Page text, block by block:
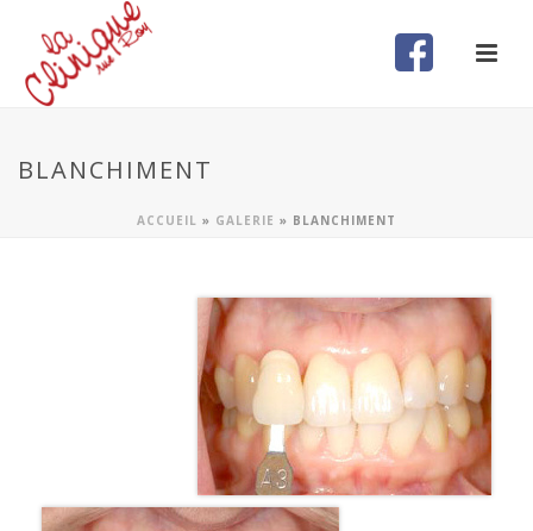
BLANCHIMENT
ACCUEIL » GALERIE » BLANCHIMENT